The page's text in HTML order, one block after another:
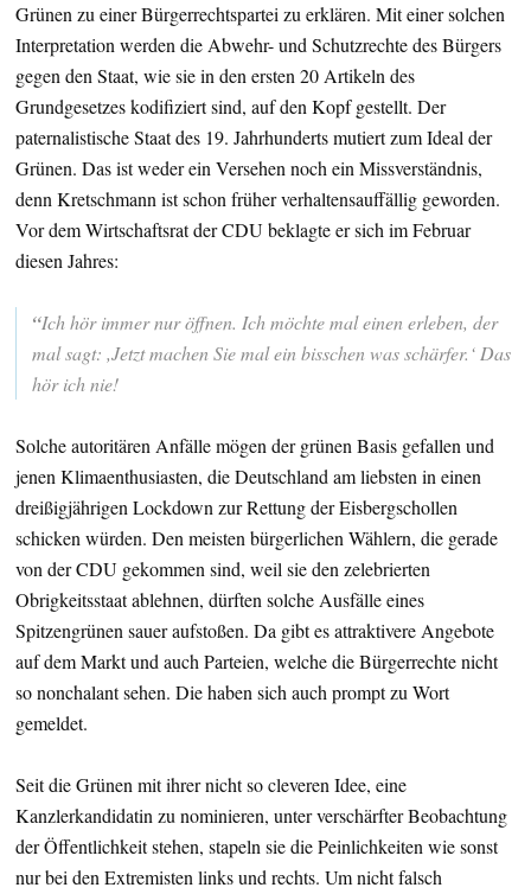
Grünen zu einer Bürgerrechtspartei zu erklären. Mit einer solchen
Interpretation werden die Abwehr- und Schutzrechte des Bürgers
gegen den Staat, wie sie in den ersten 20 Artikeln des
Grundgesetzes kodifiziert sind, auf den Kopf gestellt. Der
paternalistische Staat des 19. Jahrhunderts mutiert zum Ideal der
Grünen. Das ist weder ein Versehen noch ein Missverständnis,
denn Kretschmann ist schon früher verhaltensauffällig geworden.
Vor dem Wirtschaftsrat der CDU beklagte er sich im Februar
diesen Jahres:
“Ich hör immer nur öffnen. Ich möchte mal einen erleben, der
mal sagt: ,Jetzt machen Sie mal ein bisschen was schärfer.‘ Das
hör ich nie!
Solche autoritären Anfälle mögen der grünen Basis gefallen und
jenen Klimaenthusiasten, die Deutschland am liebsten in einen
dreißigjährigen Lockdown zur Rettung der Eisbergschollen
schicken würden. Den meisten bürgerlichen Wählern, die gerade
von der CDU gekommen sind, weil sie den zelebrierten
Obrigkeitsstaat ablehnen, dürften solche Ausfälle eines
Spitzengrünen sauer aufstoßen. Da gibt es attraktivere Angebote
auf dem Markt und auch Parteien, welche die Bürgerrechte nicht
so nonchalant sehen. Die haben sich auch prompt zu Wort
gemeldet.
Seit die Grünen mit ihrer nicht so cleveren Idee, eine
Kanzlerkandidatin zu nominieren, unter verschärfter Beobachtung
der Öffentlichkeit stehen, stapeln sie die Peinlichkeiten wie sonst
nur bei den Extremisten links und rechts. Um nicht falsch